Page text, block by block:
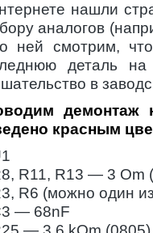
нашли
аналогов
ней смотрим,
деталь на
в
демонтаж
красным
R11, R13 — 3 Om
R6 (можно один
— 68nF